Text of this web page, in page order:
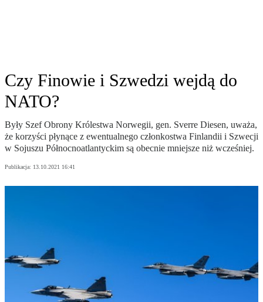
Czy Finowie i Szwedzi wejdą do
NATO?
Były Szef Obrony Królestwa Norwegii, gen. Sverre Diesen, uważa,
że korzyści płynące z ewentualnego członkostwa Finlandii i Szwecji
w Sojuszu Północnoatlantyckim są obecnie mniejsze niż wcześniej.
Publikacja: 13.10.2021 16:41